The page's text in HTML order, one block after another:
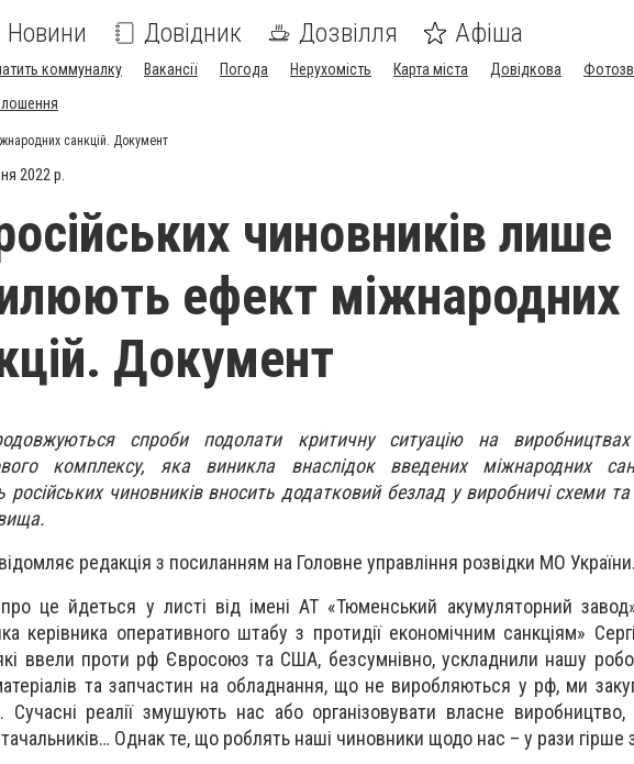
Новини Довідник Дозвілля Афіша
коммуналку Вакансії Погода Нерухомість Карта міста Довідкова
санкцій. Документ
2022 р.
чиновників лише
ефект міжнародних
Документ
спроби подолати критичну ситуацію на виробництвах
комплексу, яка виникла внаслідок введених міжнародних
російських чиновників вносить додатковий безлад у виробничі схеми
редакція з посиланням на Головне управління розвідки МО України.
це йдеться у листі від імені АТ «Тюменський акумуляторний
керівника оперативного штабу з протидії економічним санкціям»
які ввели проти рф Євросоюз та США, безсумнівно, ускладнили нашу
та запчастин на обладнання, що не виробляються у рф, ми
Сучасні реалії змушують нас або організовувати власне
Однак те, що роблять наші чиновники щодо нас – у рази гірше